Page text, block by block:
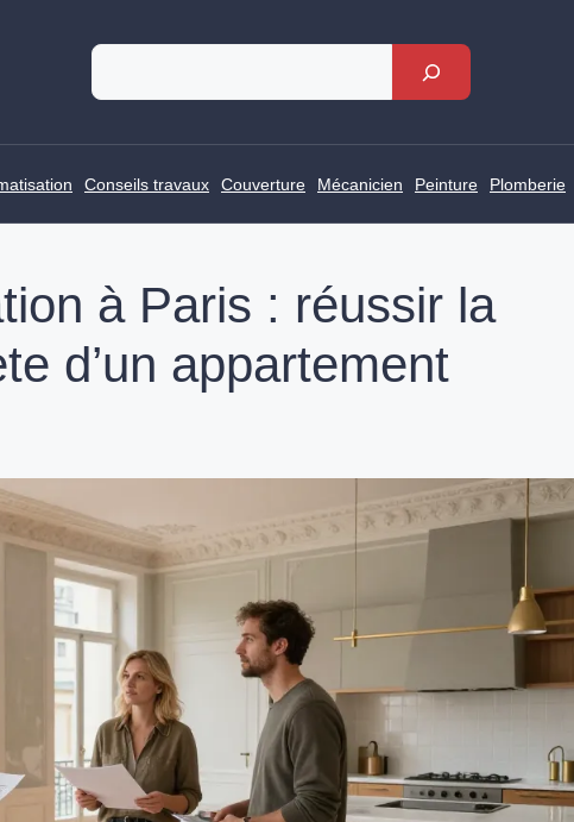
Rechercher
Conseils travaux Couverture Mécanicien Peinture Plomberie
à Paris : réussir la
d’un appartement